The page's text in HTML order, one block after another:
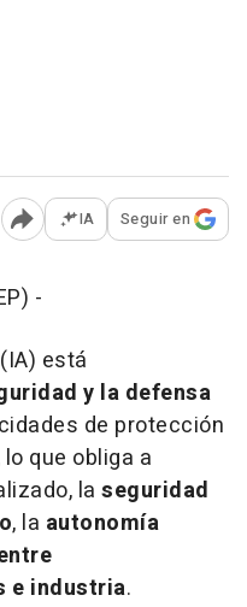
Abrir opciones para
IA Seguir en
-
(IA) está
y la defensa
de protección
que obliga a
la seguridad
, la autonomía
e industria.